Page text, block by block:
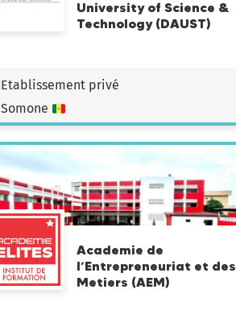
University of Science &
Technology (DAUST)
Etablissement privé
Somone
Academie de
l’Entrepreneuriat et des
Metiers (AEM)